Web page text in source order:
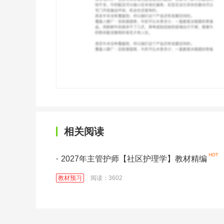
相关阅读
· 2027年主管护师【社区护理学】教材精编
教材预习 阅读：3602